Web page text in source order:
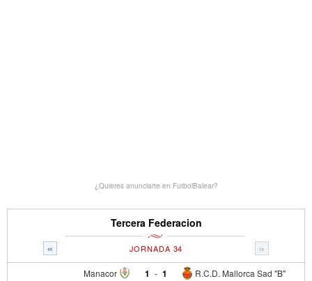
¿Quieres anunciarte en FutbolBalear?
Tercera Federacion
« »
JORNADA 34
Manacor 1 - R.C.D. Mallorca Sad "B"
1